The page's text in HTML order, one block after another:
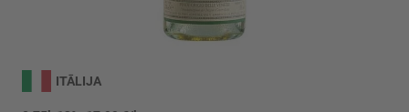
galerijas
ITĀLIJA